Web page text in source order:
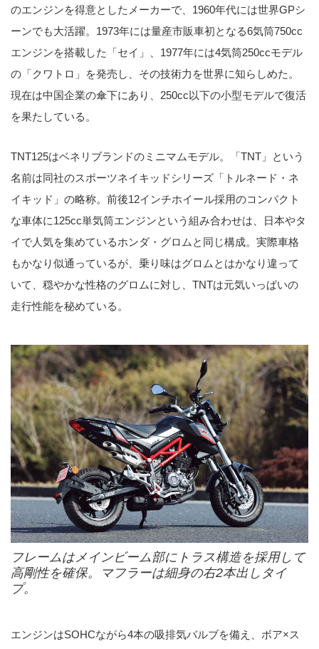
のエンジンを得意としたメーカーで、1960年代には世界GPシ
ーンでも大活躍。1973年には量産市販車初となる6気筒750cc
エンジンを搭載した「セイ」、1977年には4気筒250ccモデル
の「クワトロ」を発売し、その技術力を世界に知らしめた。
現在は中国企業の傘下にあり、250cc以下の小型モデルで復活
を果たしている。
TNT125はベネリブランドのミニマムモデル。「TNT」という
名前は同社のスポーツネイキッドシリーズ「トルネード・ネ
イキッド」の略称。前後12インチホイール採用のコンパクト
な車体に125cc単気筒エンジンという組み合わせは、日本やタ
イで人気を集めているホンダ・グロムと同じ構成。実際車格
もかなり似通っているが、乗り味はグロムとはかなり違って
いて、穏やかな性格のグロムに対し、TNTは元気いっぱいの
走行性能を秘めている。
フレームはメインビーム部にトラス構造を採用して
高剛性を確保。マフラーは細身の右2本出しタイ
プ。
エンジンはSOHCながら4本の吸排気バルブを備え、ボア×ス